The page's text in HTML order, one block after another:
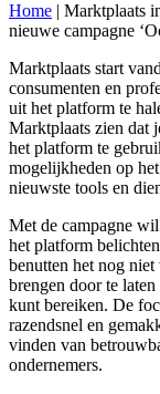
Home | Marktplaats
nieuwe campagne
Marktplaats start
consumenten en
uit het platform te
Marktplaats zien dat
het platform te
mogelijkheden op
nieuwste tools en
Met de campagne
het platform
benutten het nog
brengen door te
kunt bereiken. De
razendsnel en
vinden van
ondernemers.